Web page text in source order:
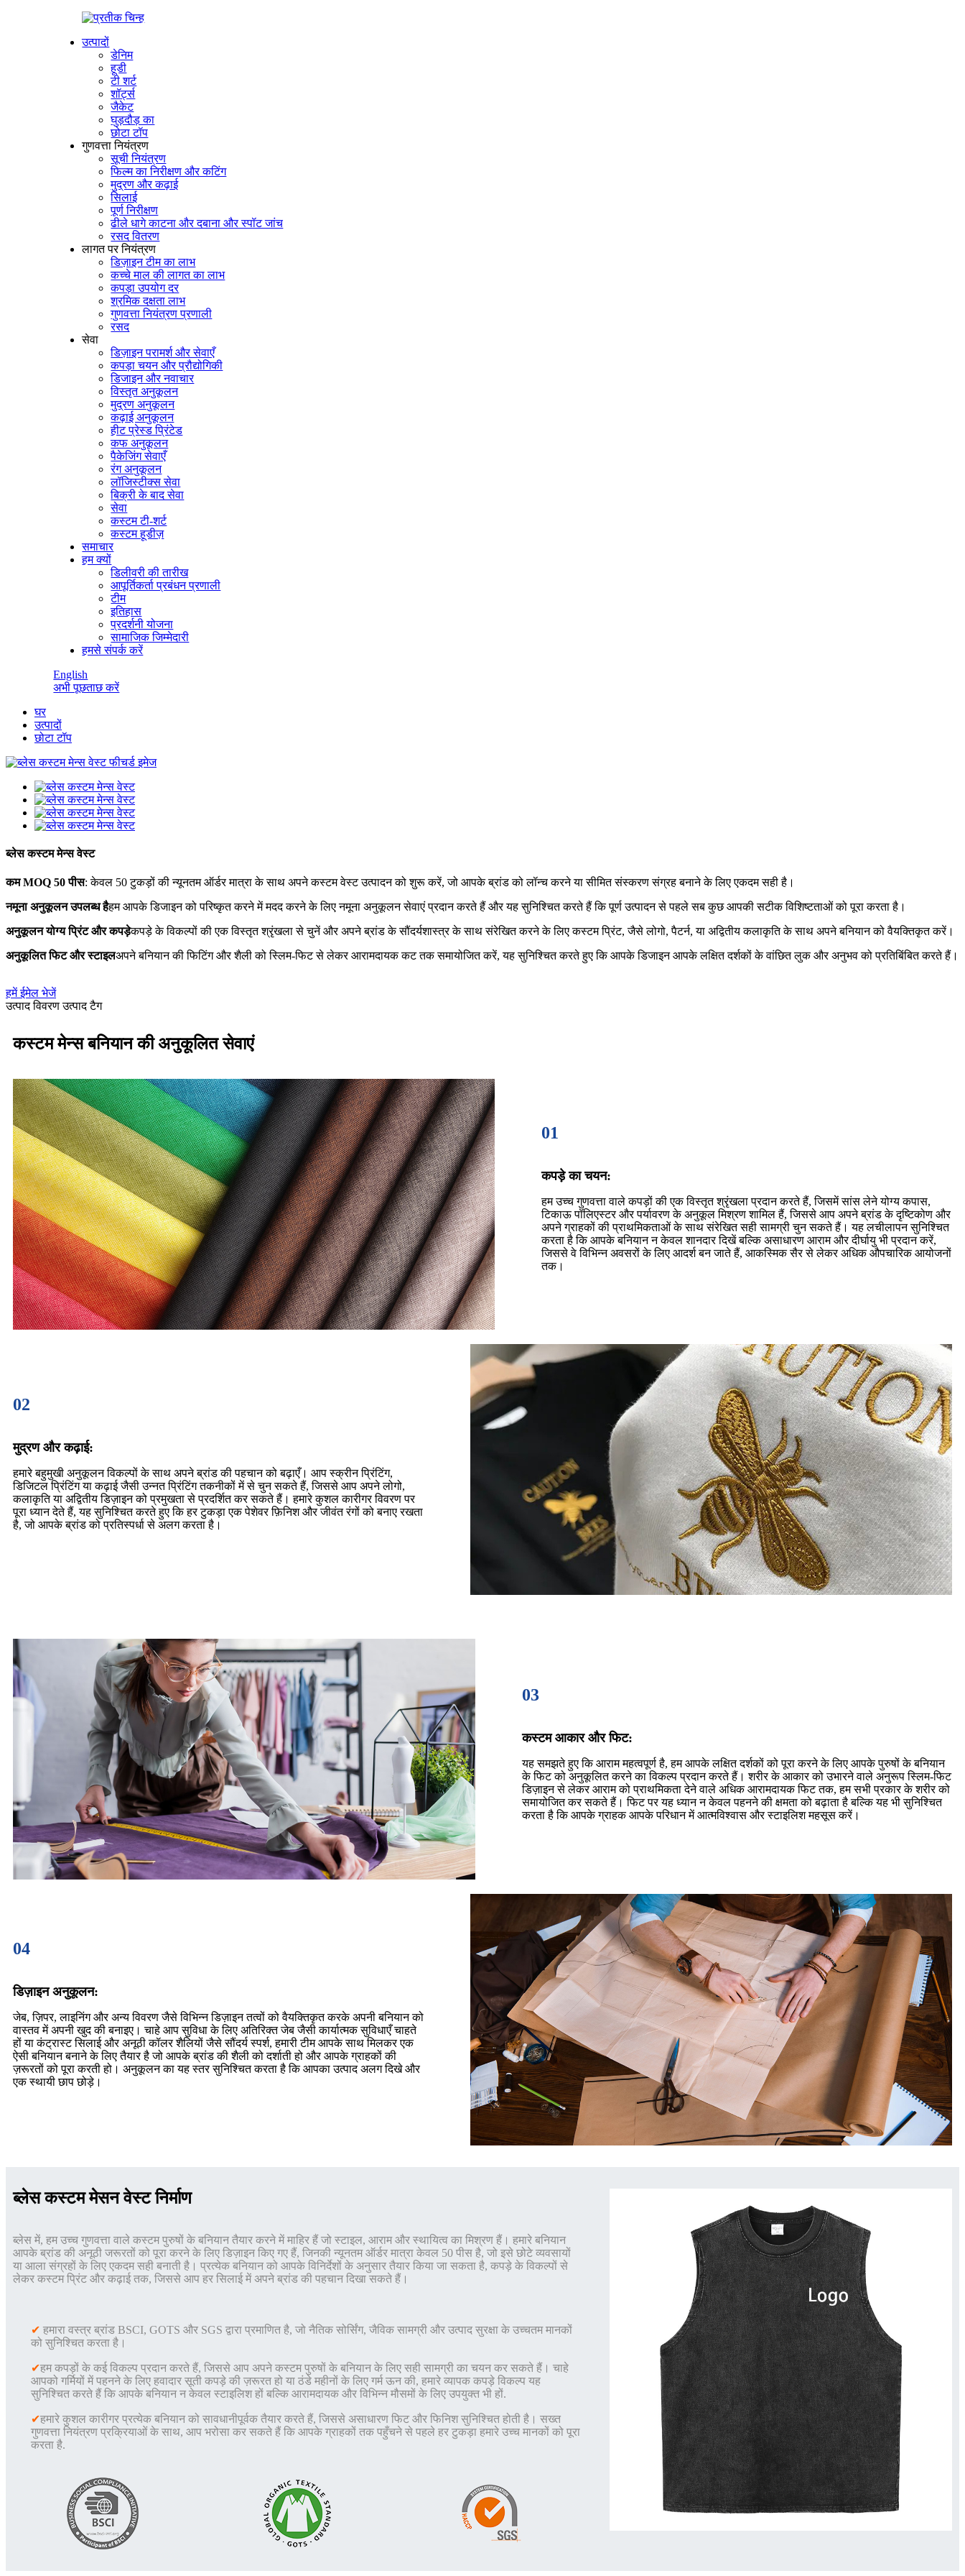
उत्पादों
डेनिम
हूडी
टी शर्ट
शॉर्ट्स
जैकेट
घुड़दौड़ का
छोटा टॉप
गुणवत्ता नियंत्रण
सूची नियंत्रण
फिल्म का निरीक्षण और कटिंग
मुद्रण और कढ़ाई
सिलाई
पूर्ण निरीक्षण
ढीले धागे काटना और दबाना और स्पॉट जांच
रसद वितरण
लागत पर नियंत्रण
डिज़ाइन टीम का लाभ
कच्चे माल की लागत का लाभ
कपड़ा उपयोग दर
श्रमिक दक्षता लाभ
गुणवत्ता नियंत्रण प्रणाली
रसद
सेवा
डिज़ाइन परामर्श और सेवाएँ
कपड़ा चयन और प्रौद्योगिकी
डिजाइन और नवाचार
विस्तृत अनुकूलन
मुद्रण अनुकूलन
कढ़ाई अनुकूलन
हीट प्रेस्ड प्रिंटेड
कफ अनुकूलन
पैकेजिंग सेवाएँ
रंग अनुकूलन
लॉजिस्टीक्स सेवा
बिक्री के बाद सेवा
सेवा
कस्टम टी-शर्ट
कस्टम हूडीज़
समाचार
हम क्यों
डिलीवरी की तारीख
आपूर्तिकर्ता प्रबंधन प्रणाली
टीम
इतिहास
प्रदर्शनी योजना
सामाजिक जिम्मेदारी
हमसे संपर्क करें
English
अभी पूछताछ करें
घर
उत्पादों
छोटा टॉप
ब्लेस कस्टम मेन्स वेस्ट
कम MOQ 50 पीस: केवल 50 टुकड़ों की न्यूनतम ऑर्डर मात्रा के साथ अपने कस्टम वेस्ट उत्पादन को शुरू करें, जो आपके ब्रांड को लॉन्च करने या सीमित संस्करण संग्रह बनाने के लिए एकदम सही है।
नमूना अनुकूलन उपलब्ध हैहम आपके डिजाइन को परिष्कृत करने में मदद करने के लिए नमूना अनुकूलन सेवाएं प्रदान करते हैं और यह सुनिश्चित करते हैं कि पूर्ण उत्पादन से पहले सब कुछ आपकी सटीक विशिष्टताओं को पूरा करता है।
अनुकूलन योग्य प्रिंट और कपड़ेकपड़े के विकल्पों की एक विस्तृत श्रृंखला से चुनें और अपने ब्रांड के सौंदर्यशास्त्र के साथ संरेखित करने के लिए कस्टम प्रिंट, जैसे लोगो, पैटर्न, या अद्वितीय कलाकृति के साथ अपने बनियान को वैयक्तिकृत करें।
अनुकूलित फिट और स्टाइलअपने बनियान की फिटिंग और शैली को स्लिम-फिट से लेकर आरामदायक कट तक समायोजित करें, यह सुनिश्चित करते हुए कि आपके डिजाइन आपके लक्षित दर्शकों के वांछित लुक और अनुभव को प्रतिबिंबित करते हैं।
हमें ईमेल भेजें
उत्पाद विवरण उत्पाद टैग
कस्टम मेन्स बनियान की अनुकूलित सेवाएं
01
कपड़े का चयन:
हम उच्च गुणवत्ता वाले कपड़ों की एक विस्तृत श्रृंखला प्रदान करते हैं, जिसमें सांस लेने योग्य कपास,
टिकाऊ पॉलिएस्टर और पर्यावरण के अनुकूल मिश्रण शामिल हैं, जिससे आप अपने ब्रांड के दृष्टिकोण और
अपने ग्राहकों की प्राथमिकताओं के साथ संरेखित सही सामग्री चुन सकते हैं। यह लचीलापन सुनिश्चित
करता है कि आपके बनियान न केवल शानदार दिखें बल्कि असाधारण आराम और दीर्घायु भी प्रदान करें,
जिससे वे विभिन्न अवसरों के लिए आदर्श बन जाते हैं, आकस्मिक सैर से लेकर अधिक औपचारिक आयोजनों
तक।
02
मुद्रण और कढ़ाई:
हमारे बहुमुखी अनुकूलन विकल्पों के साथ अपने ब्रांड की पहचान को बढ़ाएँ। आप स्क्रीन प्रिंटिंग,
डिजिटल प्रिंटिंग या कढ़ाई जैसी उन्नत प्रिंटिंग तकनीकों में से चुन सकते हैं, जिससे आप अपने लोगो,
कलाकृति या अद्वितीय डिज़ाइन को प्रमुखता से प्रदर्शित कर सकते हैं। हमारे कुशल कारीगर विवरण पर
पूरा ध्यान देते हैं, यह सुनिश्चित करते हुए कि हर टुकड़ा एक पेशेवर फ़िनिश और जीवंत रंगों को बनाए रखता
है, जो आपके ब्रांड को प्रतिस्पर्धा से अलग करता है।
03
कस्टम आकार और फिट:
यह समझते हुए कि आराम महत्वपूर्ण है, हम आपके लक्षित दर्शकों को पूरा करने के लिए आपके पुरुषों के बनियान
के फिट को अनुकूलित करने का विकल्प प्रदान करते हैं। शरीर के आकार को उभारने वाले अनुरूप स्लिम-फिट
डिज़ाइन से लेकर आराम को प्राथमिकता देने वाले अधिक आरामदायक फिट तक, हम सभी प्रकार के शरीर को
समायोजित कर सकते हैं। फिट पर यह ध्यान न केवल पहनने की क्षमता को बढ़ाता है बल्कि यह भी सुनिश्चित
करता है कि आपके ग्राहक आपके परिधान में आत्मविश्वास और स्टाइलिश महसूस करें।
04
डिज़ाइन अनुकूलन:
जेब, ज़िपर, लाइनिंग और अन्य विवरण जैसे विभिन्न डिज़ाइन तत्वों को वैयक्तिकृत करके अपनी बनियान को
वास्तव में अपनी खुद की बनाइए। चाहे आप सुविधा के लिए अतिरिक्त जेब जैसी कार्यात्मक सुविधाएँ चाहते
हों या कंट्रास्ट सिलाई और अनूठी कॉलर शैलियों जैसे सौंदर्य स्पर्श, हमारी टीम आपके साथ मिलकर एक
ऐसी बनियान बनाने के लिए तैयार है जो आपके ब्रांड की शैली को दर्शाती हो और आपके ग्राहकों की
ज़रूरतों को पूरा करती हो। अनुकूलन का यह स्तर सुनिश्चित करता है कि आपका उत्पाद अलग दिखे और
एक स्थायी छाप छोड़े।
ब्लेस कस्टम मेसन वेस्ट निर्माण
ब्लेस में, हम उच्च गुणवत्ता वाले कस्टम पुरुषों के बनियान तैयार करने में माहिर हैं जो स्टाइल, आराम और स्थायित्व का मिश्रण हैं। हमारे बनियान
आपके ब्रांड की अनूठी जरूरतों को पूरा करने के लिए डिज़ाइन किए गए हैं, जिनकी न्यूनतम ऑर्डर मात्रा केवल 50 पीस है, जो इसे छोटे व्यवसायों
या आला संग्रहों के लिए एकदम सही बनाती है। प्रत्येक बनियान को आपके विनिर्देशों के अनुसार तैयार किया जा सकता है, कपड़े के विकल्पों से
लेकर कस्टम प्रिंट और कढ़ाई तक, जिससे आप हर सिलाई में अपने ब्रांड की पहचान दिखा सकते हैं।
✔ हमारा वस्त्र ब्रांड BSCI, GOTS और SGS द्वारा प्रमाणित है, जो नैतिक सोर्सिंग, जैविक सामग्री और उत्पाद सुरक्षा के उच्चतम मानकों
को सुनिश्चित करता है।
✔हम कपड़ों के कई विकल्प प्रदान करते हैं, जिससे आप अपने कस्टम पुरुषों के बनियान के लिए सही सामग्री का चयन कर सकते हैं। चाहे
आपको गर्मियों में पहनने के लिए हवादार सूती कपड़े की ज़रूरत हो या ठंडे महीनों के लिए गर्म ऊन की, हमारे व्यापक कपड़े विकल्प यह
सुनिश्चित करते हैं कि आपके बनियान न केवल स्टाइलिश हों बल्कि आरामदायक और विभिन्न मौसमों के लिए उपयुक्त भी हों.
✔हमारे कुशल कारीगर प्रत्येक बनियान को सावधानीपूर्वक तैयार करते हैं, जिससे असाधारण फिट और फिनिश सुनिश्चित होती है। सख्त
गुणवत्ता नियंत्रण प्रक्रियाओं के साथ, आप भरोसा कर सकते हैं कि आपके ग्राहकों तक पहुँचने से पहले हर टुकड़ा हमारे उच्च मानकों को पूरा
करता है.